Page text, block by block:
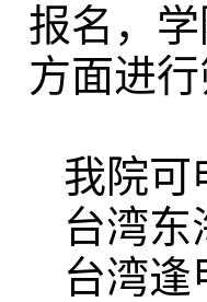
报名，
方面进
我院可
台湾东
台湾逢